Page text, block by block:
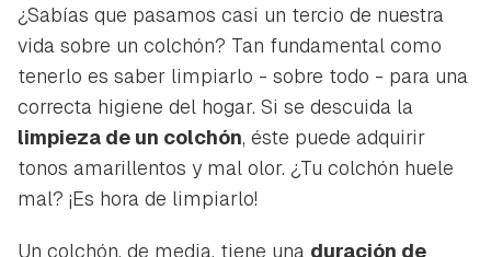
¿Sabías que pasamos casi un tercio de nuestra
vida sobre un colchón? Tan fundamental como
tenerlo es saber limpiarlo - sobre todo - para una
correcta higiene del hogar. Si se descuida la
limpieza de un colchón, éste puede adquirir
tonos amarillentos y mal olor. ¿Tu colchón huele
mal? ¡Es hora de limpiarlo!
Un colchón, de media, tiene una duración de